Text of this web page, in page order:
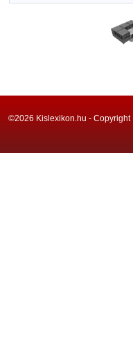
©2026 Kislexikon.hu -